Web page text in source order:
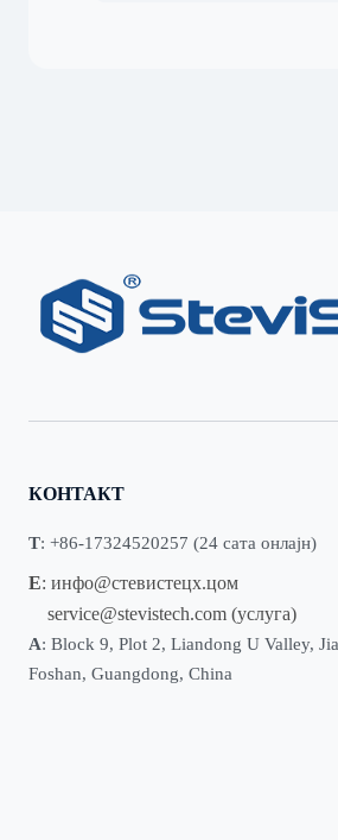
КОНТАКТ
Т: +86-17324520257 (24 сата онлајн)
Е: инфо@стевистецх.цом
service@stevistech.com (услуга)
А: Block 9, Plot 2, Liandong U Valley,
Foshan, Guangdong, China